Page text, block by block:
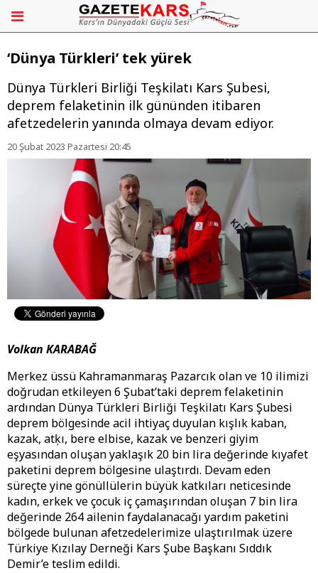
‘Dünya Türkleri’ tek yürek
Dünya Türkleri Birliği Teşkilatı Kars Şubesi,
deprem felaketinin ilk gününden itibaren
afetzedelerin yanında olmaya devam ediyor.
20 Şubat 2023 Pazartesi 20:45
Volkan KARABAĞ
Merkez üssü Kahramanmaraş Pazarcık olan ve 10 ilimizi
doğrudan etkileyen 6 Şubat’taki deprem felaketinin
ardından Dünya Türkleri Birliği Teşkilatı Kars Şubesi
deprem bölgesinde acil ihtiyaç duyulan kışlık kaban,
kazak, atķı, bere elbise, kazak ve benzeri giyim
eşyasından oluşan yaklaşık 20 bin lira değerinde kıyafet
paketini deprem bölgesine ulaştırdı. Devam eden
süreçte yine gönüllülerin büyük katkıları neticesinde
kadın, erkek ve çocuk iç çamaşırından oluşan 7 bin lira
değerinde 264 ailenin faydalanacağı yardım paketini
bölgede bulunan afetzedelerimize ulaştırılmak üzere
Türkiye Kızılay Derneği Kars Şube Başkanı Sıddık
Demir’e teslim edildi.